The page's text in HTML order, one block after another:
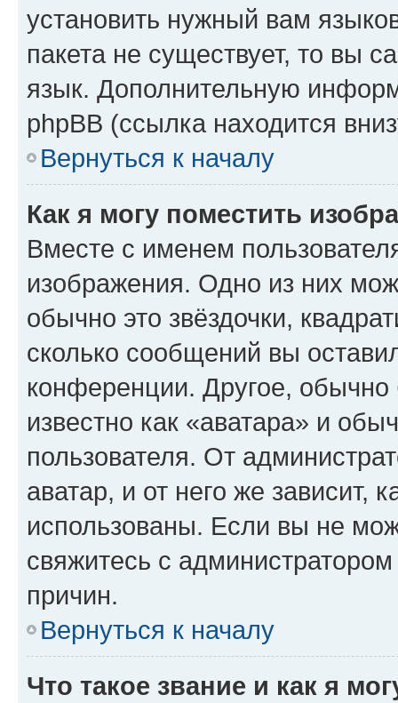
установить нужный вам
пакета не существует, то вы
язык. Дополнительную
phpBB (ссылка находится
Вернуться к началу
Как я могу поместить
Вместе с именем
изображения. Одно из них
обычно это звёздочки,
сколько сообщений вы
конференции. Другое,
известно как «аватара» и
пользователя. От
аватар, и от него же зависит,
использованы. Если вы не
свяжитесь с
причин.
Вернуться к началу
Что такое звание и как я